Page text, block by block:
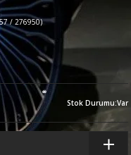
/ 276950)
Stok Durumu:Var